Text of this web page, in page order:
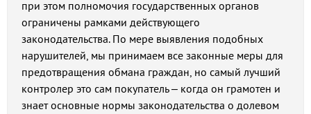
при этом полномочия государственных органов
ограничены рамками действующего
законодательства. По мере выявления подобных
нарушителей, мы принимаем все законные меры для
предотвращения обмана граждан, но самый лучший
контролер это сам покупатель – когда он грамотен и
знает основные нормы законодательства о долевом